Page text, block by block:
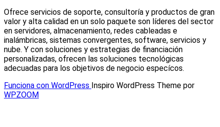
Ofrece servicios de soporte, consultoría y productos de gran
valor y alta calidad en un solo paquete son líderes del sector
en servidores, almacenamiento, redes cableadas e
inalámbricas, sistemas convergentes, software, servicios y
nube. Y con soluciones y estrategias de financiación
personalizadas, ofrecen las soluciones tecnológicas
adecuadas para los objetivos de negocio especícos.
Funciona con WordPress Inspiro WordPress Theme por
WPZOOM